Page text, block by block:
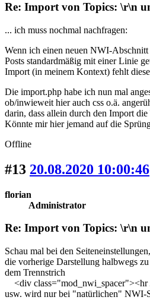
Re: Import von Topics: \r\n
... ich muss nochmal nachfragen:
Wenn ich einen neuen NWI-
Posts standardmäßig mit einer Linie
Import (in meinem Kontext) fehlt
Die import.php habe ich nun mal
ob/inwieweit hier auch css o.ä.
darin, dass allein durch den Import
Könnte mir hier jemand auf die
Offline
#13 20.08.2020 10:00:46
florian
Administrator
Re: Import von Topics: \r\n
Schau mal bei den
die vorherige Darstellung halbwegs
dem Trennstrich
<div
usw. wird nur bei "natürlichen" NWI-